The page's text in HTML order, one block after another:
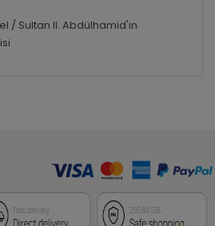
/ Sultan II. Abdülhamid'in